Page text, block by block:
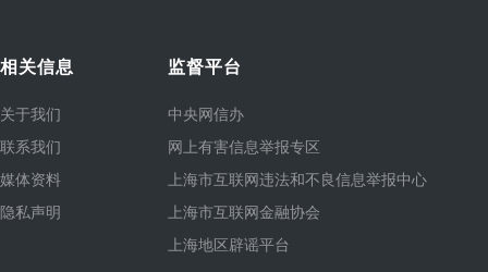
相关信息
关于我们
联系我们
媒体资料
隐私声明
监督平台
中央网信办
网上有害信息举报专区
上海市互联网违法和不良信息举报中心
上海市互联网金融协会
上海地区辟谣平台